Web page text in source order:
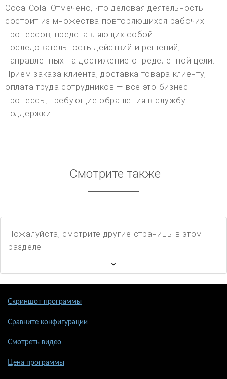
Coca-Cola. Отмечено, что деловая деятельность
состоит из множества повторяющихся рабочих
процессов, представляющих собой
последовательность действий и решений,
направленных на достижение определенной цели.
Прием заказа клиента, доставка товара клиенту,
оплата труда сотрудников — все это бизнес-
процессы, требующие обращения в службу
поддержки.
Смотрите также
Пожалуйста, смотрите другие страницы в этом
разделе
Скриншот программы
Сравните конфигурации
Смотреть видео
Цена программы